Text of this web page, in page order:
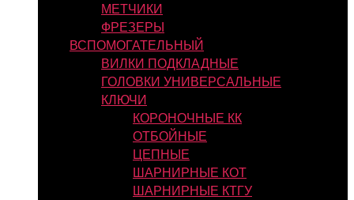
МЕТЧИКИ
ФРЕЗЕРЫ
ВСПОМОГАТЕЛЬНЫЙ
ВИЛКИ ПОДКЛАДНЫЕ
ГОЛОВКИ УНИВЕРСАЛЬНЫЕ
КЛЮЧИ
КОРОНОЧНЫЕ КК
ОТБОЙНЫЕ
ЦЕПНЫЕ
ШАРНИРНЫЕ КОТ
ШАРНИРНЫЕ КТГУ